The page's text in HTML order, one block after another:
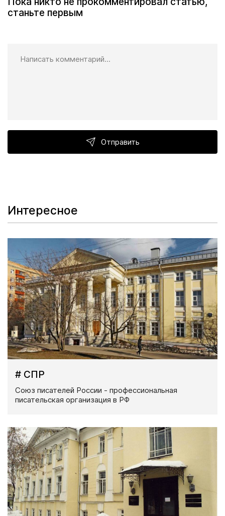
станьте первым
Отправить
Интересное
# СПР
Союз писателей России - профессиональная
писательская организация в РФ